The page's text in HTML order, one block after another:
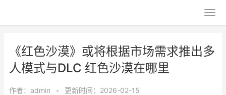
《红色沙漠》或将根据市场需求推出多
人模式与DLC 红色沙漠在哪里
作者： admin • 更新时间：2026-02-15